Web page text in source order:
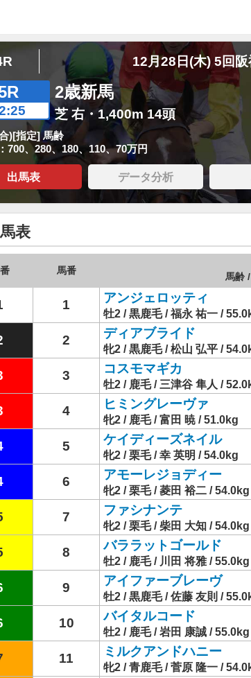
12月28日(木) 5回
2歳新馬
芝 右・1,400m 14頭
)[指定] 馬齢
700、280、180、110、70万円
出馬表 データ分析
表
馬番
馬齢
1 アンジェロッティ
牡2 / 黒鹿毛 / 福永 祐一 /
2 ディアブライド
牝2 / 黒鹿毛 / 松山 弘平 /
3 コスモマギカ
牡2 / 鹿毛 / 三津谷 隼人 /
4 ヒミングレーヴァ
牝2 / 鹿毛 / 富田 暁 / 51.0kg
5 ケイディーズネイル
牝2 / 栗毛 / 幸 英明 / 54.0kg
6 アモーレジョディー
牝2 / 栗毛 / 菱田 裕二 / 54.0kg
7 ファシナンテ
牝2 / 栗毛 / 柴田 大知 / 54.0kg
8 バララットゴールド
牡2 / 鹿毛 / 川田 将雅 / 55.0kg
9 アイファーブレーヴ
牡2 / 黒鹿毛 / 佐藤 友則 /
10 バイタルコード
牡2 / 鹿毛 / 岩田 康誠 / 55.0kg
11 ミルクアンドハニー
牝2 / 青鹿毛 / 菅原 隆一 /